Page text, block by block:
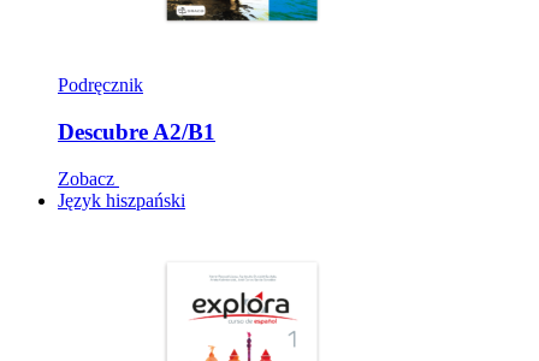
Podręcznik
Descubre A2/B1
Zobacz
Język hiszpański